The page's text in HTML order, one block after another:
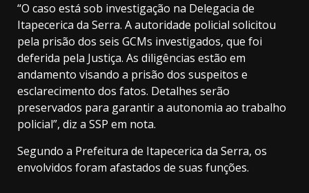
“O caso está sob investigação na Delegacia de
Itapecerica da Serra. A autoridade policial solicitou
pela prisão dos seis GCMs investigados, que foi
deferida pela Justiça. As diligências estão em
andamento visando a prisão dos suspeitos e
esclarecimento dos fatos. Detalhes serão
preservados para garantir a autonomia ao trabalho
policial”, diz a SSP em nota.
Segundo a Prefeitura de Itapecerica da Serra, os
envolvidos foram afastados de suas funções.